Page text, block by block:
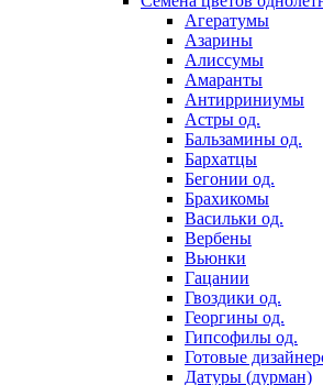
Агератумы
Азарины
Алиссумы
Амаранты
Антирриниумы
Астры од.
Бальзамины од.
Бархатцы
Бегонии од.
Брахикомы
Васильки од.
Вербены
Вьюнки
Гацании
Гвоздики од.
Георгины од.
Гипсофилы од.
Готовые
Датуры (дурман)